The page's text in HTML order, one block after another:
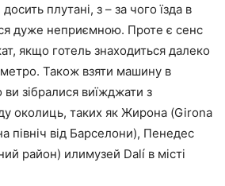
досить плутані, з – за чого їзда в
дуже неприємною. Проте є сенс
якщо готель знаходиться далеко
метро. Також взяти машину в
зібралися виїжджати з
околиць, таких як Жирона (Girona
північ від Барселони), Пенедес
район) илимузей Dalí в місті